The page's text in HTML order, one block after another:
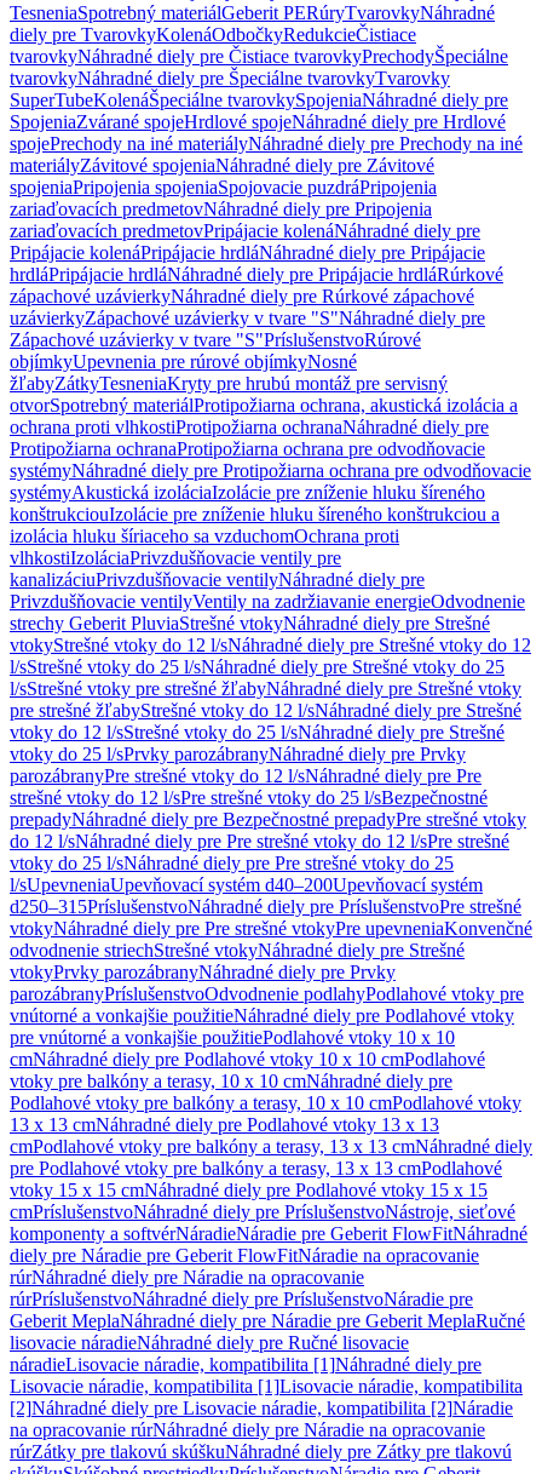
TesneniaSpotrebný materiálGeberit PERúryTvarovkyNáhradné
diely pre TvarovkyKolenáOdbočkyRedukcieČistiace
tvarovkyNáhradné diely pre Čistiace tvarovkyPrechodyŠpeciálne
tvarovkyNáhradné diely pre Špeciálne tvarovkyTvarovky
SuperTubeKolenáŠpeciálne tvarovkySpojeniaNáhradné diely pre
SpojeniaZvárané spojeHrdlové spojeNáhradné diely pre Hrdlové
spojePrechody na iné materiályNáhradné diely pre Prechody na iné
materiályZávitové spojeniaNáhradné diely pre Závitové
spojeniaPripojenia spojeniaSpojovacie puzdráPripojenia
zariaďovacích predmetovNáhradné diely pre Pripojenia
zariaďovacích predmetovPripájacie kolenáNáhradné diely pre
Pripájacie kolenáPripájacie hrdláNáhradné diely pre Pripájacie
hrdláPripájacie hrdláNáhradné diely pre Pripájacie hrdláRúrkové
zápachové uzávierkyNáhradné diely pre Rúrkové zápachové
uzávierkyZápachové uzávierky v tvare "S"Náhradné diely pre
Zápachové uzávierky v tvare "S"PríslušenstvoRúrové
objímkyUpevnenia pre rúrové objímkyNosné
žľabyZátkyTesneniaKryty pre hrubú montáž pre servisný
otvorSpotrebný materiálProtipožiarna ochrana, akustická izolácia a
ochrana proti vlhkostiProtipožiarna ochranaNáhradné diely pre
Protipožiarna ochranaProtipožiarna ochrana pre odvodňovacie
systémyNáhradné diely pre Protipožiarna ochrana pre odvodňovacie
systémyAkustická izoláciaIzolácie pre zníženie hluku šíreného
konštrukciouIzolácie pre zníženie hluku šíreného konštrukciou a
izolácia hluku šíriaceho sa vzduchomOchrana proti
vlhkostiIzoláciaPrivzdušňovacie ventily pre
kanalizáciuPrivzdušňovacie ventilyNáhradné diely pre
Privzdušňovacie ventilyVentily na zadržiavanie energieOdvodnenie
strechy Geberit PluviaStrešné vtokyNáhradné diely pre Strešné
vtokyStrešné vtoky do 12 l/sNáhradné diely pre Strešné vtoky do 12
l/sStrešné vtoky do 25 l/sNáhradné diely pre Strešné vtoky do 25
l/sStrešné vtoky pre strešné žľabyNáhradné diely pre Strešné vtoky
pre strešné žľabyStrešné vtoky do 12 l/sNáhradné diely pre Strešné
vtoky do 12 l/sStrešné vtoky do 25 l/sNáhradné diely pre Strešné
vtoky do 25 l/sPrvky parozábranyNáhradné diely pre Prvky
parozábranyPre strešné vtoky do 12 l/sNáhradné diely pre Pre
strešné vtoky do 12 l/sPre strešné vtoky do 25 l/sBezpečnostné
prepadyNáhradné diely pre Bezpečnostné prepadyPre strešné vtoky
do 12 l/sNáhradné diely pre Pre strešné vtoky do 12 l/sPre strešné
vtoky do 25 l/sNáhradné diely pre Pre strešné vtoky do 25
l/sUpevneniaUpevňovací systém d40–200Upevňovací systém
d250–315PríslušenstvoNáhradné diely pre PríslušenstvoPre strešné
vtokyNáhradné diely pre Pre strešné vtokyPre upevneniaKonvenčné
odvodnenie striechStrešné vtokyNáhradné diely pre Strešné
vtokyPrvky parozábranyNáhradné diely pre Prvky
parozábranyPríslušenstvoOdvodnenie podlahyPodlahové vtoky pre
vnútorné a vonkajšie použitieNáhradné diely pre Podlahové vtoky
pre vnútorné a vonkajšie použitiePodlahové vtoky 10 x 10
cmNáhradné diely pre Podlahové vtoky 10 x 10 cmPodlahové
vtoky pre balkóny a terasy, 10 x 10 cmNáhradné diely pre
Podlahové vtoky pre balkóny a terasy, 10 x 10 cmPodlahové vtoky
13 x 13 cmNáhradné diely pre Podlahové vtoky 13 x 13
cmPodlahové vtoky pre balkóny a terasy, 13 x 13 cmNáhradné diely
pre Podlahové vtoky pre balkóny a terasy, 13 x 13 cmPodlahové
vtoky 15 x 15 cmNáhradné diely pre Podlahové vtoky 15 x 15
cmPríslušenstvoNáhradné diely pre PríslušenstvoNástroje, sieťové
komponenty a softvérNáradieNáradie pre Geberit FlowFitNáhradné
diely pre Náradie pre Geberit FlowFitNáradie na opracovanie
rúrNáhradné diely pre Náradie na opracovanie
rúrPríslušenstvoNáhradné diely pre PríslušenstvoNáradie pre
Geberit MeplaNáhradné diely pre Náradie pre Geberit MeplaRučné
lisovacie náradieNáhradné diely pre Ručné lisovacie
náradieLisovacie náradie, kompatibilita [1]Náhradné diely pre
Lisovacie náradie, kompatibilita [1]Lisovacie náradie, kompatibilita
[2]Náhradné diely pre Lisovacie náradie, kompatibilita [2]Náradie
na opracovanie rúrNáhradné diely pre Náradie na opracovanie
rúrZátky pre tlakovú skúškuNáhradné diely pre Zátky pre tlakovú